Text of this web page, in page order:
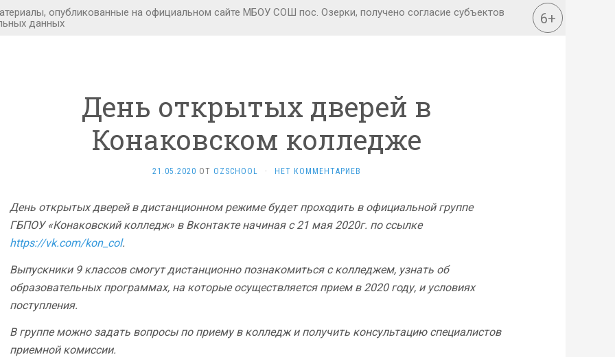
День открытых дверей в
Конаковском колледже
21.05.2020 ОТ OZSCHOOL · НЕТ КОММЕНТАРИЕВ
День открытых дверей в дистанционном режиме будет проходить в официальной группе
ГБПОУ «Конаковский колледж» в Вконтакте начиная с 21 мая 2020г. по ссылке
https://vk.com/kon_col.
Выпускники 9 классов смогут дистанционно познакомиться с колледжем, узнать об
образовательных программах, на которые осуществляется прием в 2020 году, и условиях
поступления.
В группе можно задать вопросы по приему в колледж и получить консультацию специалистов
приемной комиссии.